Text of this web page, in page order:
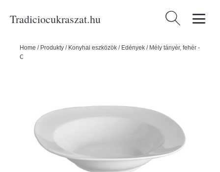
Tradiciocukraszat.hu Keresés:
Home / Produkty / Konyhai eszközök / Edények / Mély tányér, fehér -
ORION